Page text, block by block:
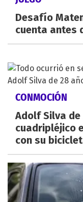
Desafío
cuenta antes
CONMOCIÓN
Adolf Silva
cuadripléjico
con su